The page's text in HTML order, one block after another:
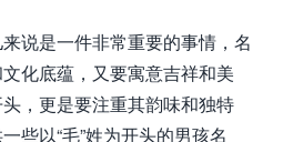
说是一件非常重要的事情，名
化底蕴，又要寓意吉祥和美
，更是要注重其韵味和独特
些以“毛”姓为开头的男孩名